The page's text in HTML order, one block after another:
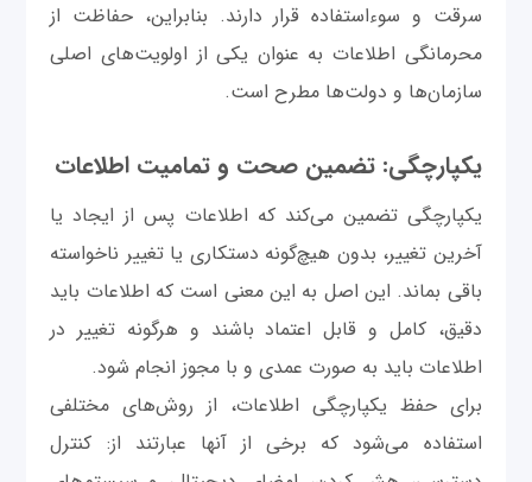
سرقت و سوءاستفاده قرار دارند. بنابراین، حفاظت از
محرمانگی اطلاعات به عنوان یکی از اولویت‌های اصلی
سازمان‌ها و دولت‌ها مطرح است.
یکپارچگی: تضمین صحت و تمامیت اطلاعات
یکپارچگی تضمین می‌کند که اطلاعات پس از ایجاد یا
آخرین تغییر، بدون هیچ‌گونه دستکاری یا تغییر ناخواسته
باقی بماند. این اصل به این معنی است که اطلاعات باید
دقیق، کامل و قابل اعتماد باشند و هرگونه تغییر در
اطلاعات باید به صورت عمدی و با مجوز انجام شود.
برای حفظ یکپارچگی اطلاعات، از روش‌های مختلفی
استفاده می‌شود که برخی از آنها عبارتند از: کنترل